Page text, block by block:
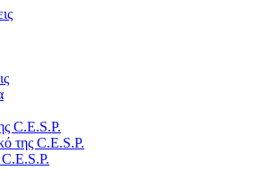
C.E.S.P.
της C.E.S.P.